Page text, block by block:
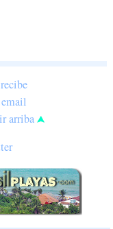
recibe
ir arriba